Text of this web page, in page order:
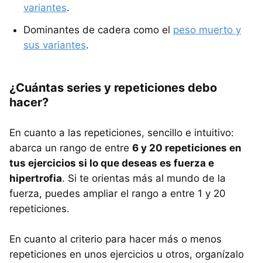
variantes.
Dominantes de cadera como el peso muerto y
sus variantes.
¿Cuántas series y repeticiones debo
hacer?
En cuanto a las repeticiones, sencillo e intuitivo:
abarca un rango de entre 6 y 20 repeticiones en
tus ejercicios si lo que deseas es fuerza e
hipertrofia. Si te orientas más al mundo de la
fuerza, puedes ampliar el rango a entre 1 y 20
repeticiones.
En cuanto al criterio para hacer más o menos
repeticiones en unos ejercicios u otros, organízalo